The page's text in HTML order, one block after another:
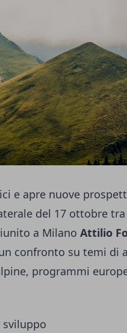
e apre nuove
del 17 ottobre tra
a Milano Attilio
confronto su temi di
programmi